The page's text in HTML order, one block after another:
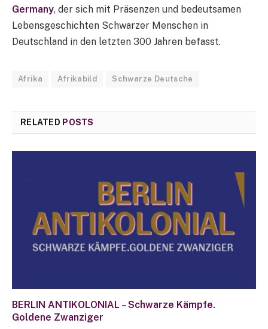
Germany, der sich mit Präsenzen und bedeutsamen
Lebensgeschichten Schwarzer Menschen in
Deutschland in den letzten 300 Jahren befasst.
Afrika Afrikabild Schwarze Deutsche
RELATED POSTS
BERLIN ANTIKOLONIAL – Schwarze Kämpfe.
Goldene Zwanziger